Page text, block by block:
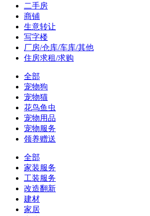
二手房
商铺
生意转让
写字楼
厂房/仓库/车库/其他
住房求租/求购
全部
宠物狗
宠物猫
花鸟鱼虫
宠物用品
宠物服务
领养赠送
全部
家装服务
工装服务
改造翻新
建材
家居